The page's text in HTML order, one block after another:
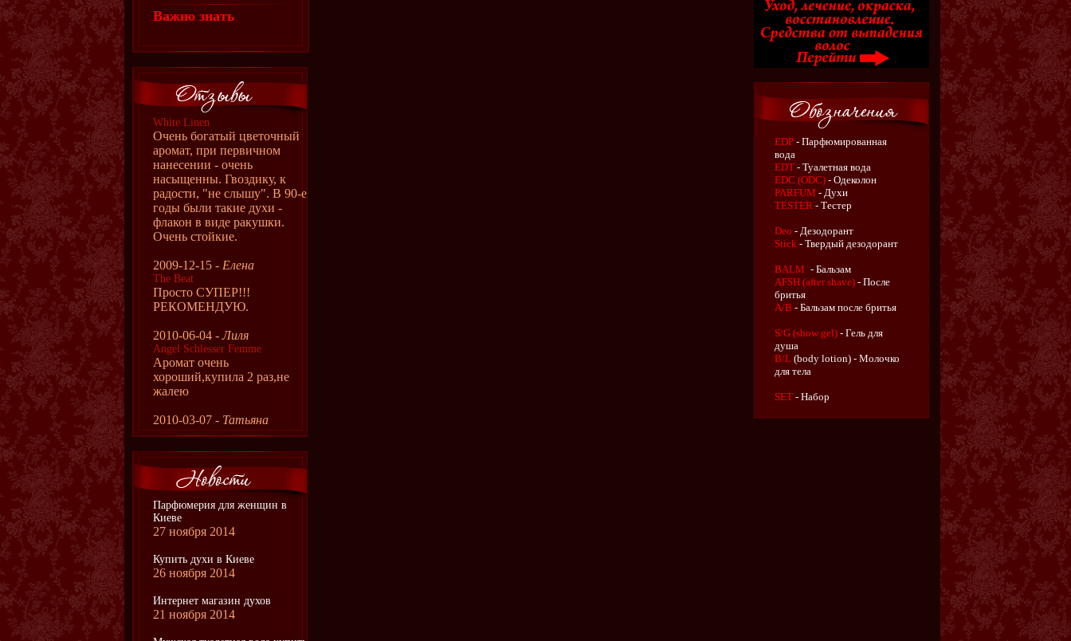
Важно знать
White Linen
Очень богатый цветочный
аромат, при первичном
нанесении - очень
насыщенны. Гвоздику, к
радости, "не слышу". В 90-е
годы были такие духи -
флакон в виде ракушки.
Очень стойкие.
2009-12-15 - Елена
The Beat
Просто СУПЕР!!!
РЕКОМЕНДУЮ.
2010-06-04 -Лиля
Angel Schlesser Femme
Аромат очень
хороший,купила 2 раз,не
жалею
2010-03-07 - Татьяна
Парфюмерия для женщин в
Киеве
27 ноября 2014
Купить духи в Киеве
26 ноября 2014
Интернет магазин духов
21 ноября 2014
EDP - Парфюмированная
вода
EDT - Туалетная вода
EDC (ODC) - Одеколон
PARFUM - Духи
TESTER - Тестер
Deo - Дезодорант
Stick - Твердый дезодорант
BALM - Бальзам
AFSH (after shave) - После
бритья
A/B - Бальзам после бритья
S/G (show gel) - Гель для
душа
B/L (body lotion) - Молочко
для тела
SET - Набор